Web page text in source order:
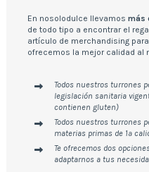
En nosolodulce llevamos más
de todo tipo a encontrar el
artículo de merchandising
ofrecemos la mejor calidad al
Todos nuestros turrones
legislación sanitaria
contienen gluten)
Todos nuestros turrones
materias primas de 1ª
Te ofrecemos dos
adaptarnos a tus